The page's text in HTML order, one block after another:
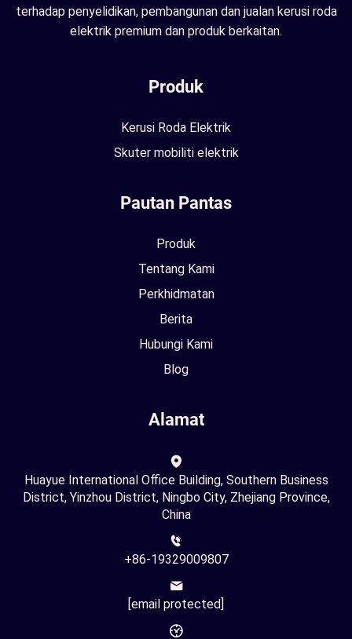
terhadap penyelidikan, pembangunan dan jualan kerusi roda
elektrik premium dan produk berkaitan.
Produk
Kerusi Roda Elektrik
Skuter mobiliti elektrik
Pautan Pantas
Produk
Tentang Kami
Perkhidmatan
Berita
Hubungi Kami
Blog
Alamat
Huayue International Office Building, Southern Business
District, Yinzhou District, Ningbo City, Zhejiang Province,
China
+86-19329009807
[email protected]